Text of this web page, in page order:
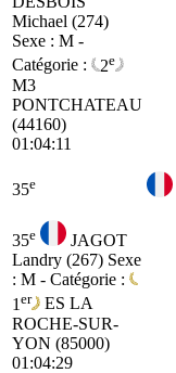
Michael (274)
Sexe : M -
Catégorie :
2e
M3
PONTCHATEAU
(44160)
01:04:11
35e
35e
JAGOT
Landry (267) Sexe
: M - Catégorie :
1 er ES LA
ROCHE-SUR-
YON (85000)
01:04:29